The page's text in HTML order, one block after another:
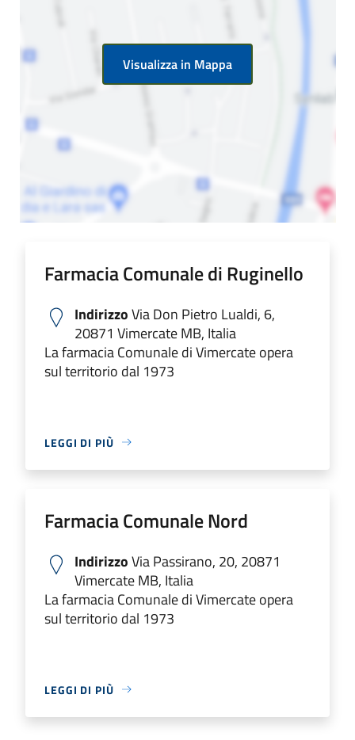
Visualizza in Mappa
Farmacia Comunale di Ruginello
IndirizzoVia Don Pietro Lualdi, 6,
20871 Vimercate MB, Italia
La farmacia Comunale di Vimercate opera
sul territorio dal 1973
LEGGI DI PIÙ
Farmacia Comunale Nord
IndirizzoVia Passirano, 20, 20871
Vimercate MB, Italia
La farmacia Comunale di Vimercate opera
sul territorio dal 1973
LEGGI DI PIÙ